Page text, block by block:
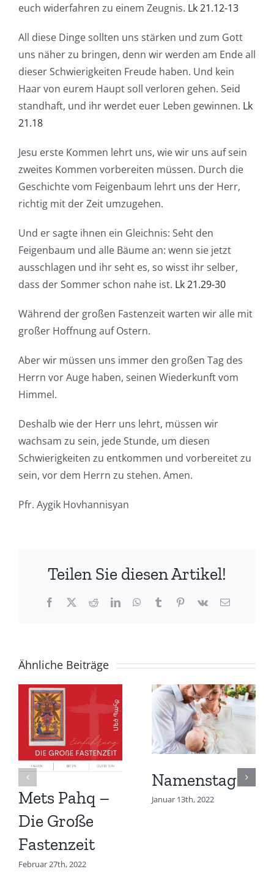
euch widerfahren zu einem Zeugnis. Lk 21.12-13
All diese Dinge sollten uns stärken und zum Gott
uns näher zu bringen, denn wir werden am Ende all
dieser Schwierigkeiten Freude haben. Und kein
Haar von eurem Haupt soll verloren gehen. Seid
standhaft, und ihr werdet euer Leben gewinnen. Lk
21.18
Jesu erste Kommen lehrt uns, wie wir uns auf sein
zweites Kommen vorbereiten müssen. Durch die
Geschichte vom Feigenbaum lehrt uns der Herr,
richtig mit der Zeit umzugehen.
Und er sagte ihnen ein Gleichnis: Seht den
Feigenbaum und alle Bäume an: wenn sie jetzt
ausschlagen und ihr seht es, so wisst ihr selber,
dass der Sommer schon nahe ist. Lk 21.29-30
Während der großen Fastenzeit warten wir alle mit
großer Hoffnung auf Ostern.
Aber wir müssen uns immer den großen Tag des
Herrn vor Auge haben, seinen Wiederkunft vom
Himmel.
Deshalb wie der Herr uns lehrt, müssen wir
wachsam zu sein, jede Stunde, um diesen
Schwierigkeiten zu entkommen und vorbereitet zu
sein, vor dem Herrn zu stehen. Amen.
Pfr. Aygik Hovhannisyan
Teilen Sie diesen Artikel!
Facebook
X RedditLinkedInWhatsApp
TumblrPinterest
Vk
E-
Ähnliche Beiträge
Mets Pahq –
Die Große
Fastenzeit
Februar 27th, 2022
Namenstag
Januar 13th, 2022